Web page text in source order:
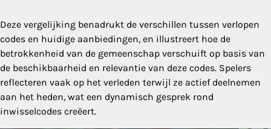
Deze vergelijking benadrukt de verschillen tussen verlopen
codes en huidige aanbiedingen, en illustreert hoe de
betrokkenheid van de gemeenschap verschuift op basis van
de beschikbaarheid en relevantie van deze codes. Spelers
reflecteren vaak op het verleden terwijl ze actief deelnemen
aan het heden, wat een dynamisch gesprek rond
inwisselcodes creëert.